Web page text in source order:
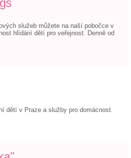
služeb můžete na naší pobočce v
hlídání dětí pro veřejnost. Denně od
dětí v Praze a služby pro domácnost.